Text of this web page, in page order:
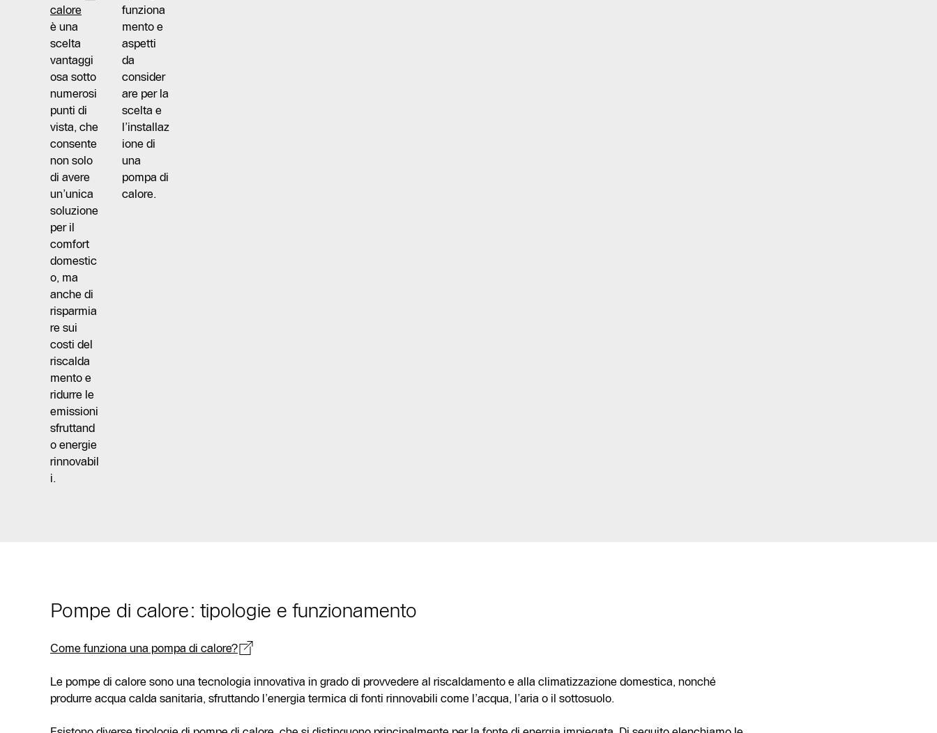
calore
è una
scelta
vantaggi
osa sotto
numerosi
punti di
vista, che
consente
non solo
di avere
un’unica
soluzione
per il
comfort
domestic
o, ma
anche di
risparmia
re sui
costi del
riscalda
mento e
ridurre le
emissioni
sfruttand
o energie
rinnovabil
i.
funziona
mento e
aspetti
da
consider
are per la
scelta e
l’installaz
ione di
una
pompa di
calore.
Pompe di calore: tipologie e funzionamento
Come funziona una pompa di calore?
Le pompe di calore sono una tecnologia innovativa in grado di provvedere al riscaldamento e alla climatizzazione domestica, nonché
produrre acqua calda sanitaria, sfruttando l’energia termica di fonti rinnovabili come l’acqua, l’aria o il sottosuolo.